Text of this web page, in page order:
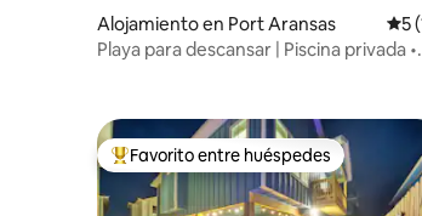
Alojamiento en Port Aransas
5
Playa para descansar | Piscina privada •
Favorito entre huéspedes preferido
Favorito entre huéspedes